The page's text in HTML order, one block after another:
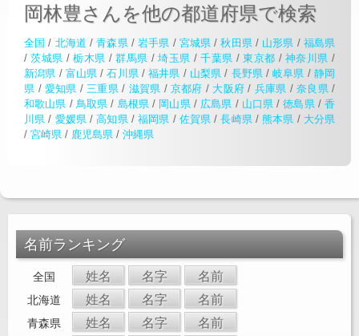
岡林豊さんを他の都道府県で検索
全国 / 北海道 /青森県/ 岩手県 / 宮城県 /秋田県/ 山形県 / 福島県
/茨城県 /栃木県 /群馬県 /埼玉県 /千葉県 /東京都 /神奈川県 /
新潟県 / 富山県 /石川県/福井県 / 山梨県 / 長野県/岐阜県 / 静岡
県 / 愛知県 /三重県 / 滋賀県 / 京都府 / 大阪府 / 兵庫県 / 奈良県/
和歌山県 / 鳥取県 / 島根県/ 岡山県/ 広島県 / 山口県 /徳島県/香
川県 / 愛媛県/高知県/ 福岡県 / 佐賀県 /長崎県/熊本県 / 大分県
/ 宮崎県 / 鹿児島県 / 沖縄県
名前ランキング
全国 姓名 名字 名前
北海道 姓名 名字 名前
青森県 姓名 名字 名前